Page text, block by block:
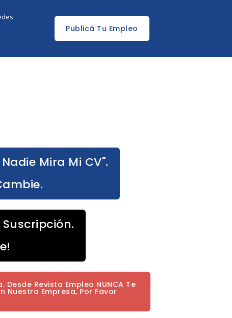
Publicá Tu Empleo
Mira Mi CV".
Revista Empleo NUNCA Te
Nuestra Empresa, Por Favor